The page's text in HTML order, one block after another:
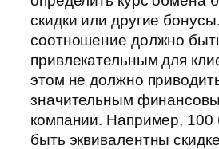
скидки или другие
соотношение должно
привлекательным для
этом не должно
значительным
компании. Например, 100
быть эквивалентны